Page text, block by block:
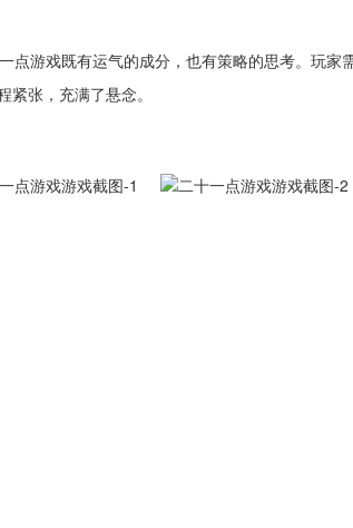
点游戏既有运气的成分，也有策略的思考。玩家
紧张，充满了悬念。